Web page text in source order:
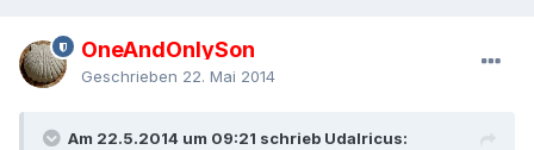
OneAndOnlySon
Geschrieben 22. Mai 2014
Am 22.5.2014 um 09:21 schrieb Udalricus: